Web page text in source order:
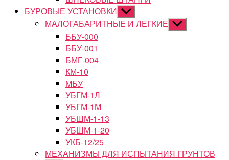
БУРОВЫЕ УСТАНОВКИ Показывать
подменю
МАЛОГАБАРИТНЫЕ И ЛЕГКИЕ Показывать
подменю
ББУ-000
ББУ-001
БМГ-004
КМ-10
МБУ
УБГМ-1Л
УБГМ-1М
УБШМ-1-13
УБШМ-1-20
УКБ-12/25
МЕХАНИЗМЫ ДЛЯ ИСПЫТАНИЯ ГРУНТОВ